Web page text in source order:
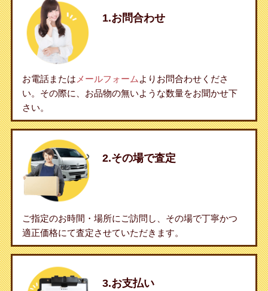
1.お問合わせ
お電話または メールフォーム よりお問合わせくださ
い。その際に、お品物の無いような数量をお聞かせ下
さい。
2.その場で査定
ご指定のお時間・場所にご訪問し、その場で丁寧かつ
適正価格にて査定させていただきます。
3.お支払い